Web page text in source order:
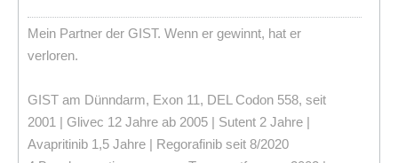
Mein Partner der GIST. Wenn er gewinnt, hat er
verloren.
GIST am Dünndarm, Exon 11, DEL Codon 558, seit
2001 | Glivec 12 Jahre ab 2005 | Sutent 2 Jahre |
Avapritinib 1,5 Jahre | Regorafinib seit 8/2020